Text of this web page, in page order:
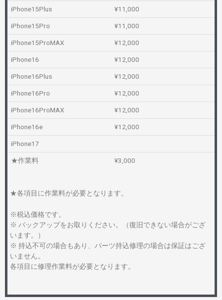
iPhone15Plus ¥11,000
iPhone15Pro ¥11,000
iPhone15ProMAX ¥12,000
iPhone16 ¥12,000
iPhone16Plus ¥12,000
iPhone16Pro ¥12,000
iPhone16ProMAX ¥12,000
iPhone16e ¥12,000
iPhone17
★作業料 ¥3,000
★各項目に作業料が必要となります。
※税込価格です。
※ バックアップをお取りください。（復旧できない場合がござ
います。）
※ 持込不可の場合もあり、パーツ持込修理の場合は保証はござ
いません。
各項目に修理作業料が必要となります。